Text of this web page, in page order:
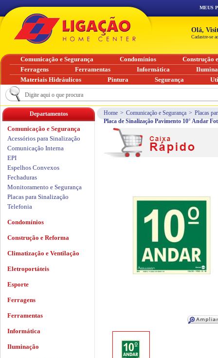
Home > Comunicação e Segurança > Placas
Placa de Sinalização Pavimento 10° Andar
Departamentos
Comunicação e Segurança
Acessórios para Sinalização
Comunicação Interna
EPI
Espelhos Convexos
Fechaduras
Monitoramento e Segurança
Placas para Sinalização
Telefonia
Condomínios
Construção e Reforma
Climatização e Ventilação
Eletroportáteis
Esporte
Ferragens
Ferramentas
Informática
Iluminação
MEUS
Olá,
Cadastre-se
Comunicação e Segurança Condomínios
Construção
Ferragens
Ferramentas Informática
Materiais Hidráulicos
Pintura Segurança